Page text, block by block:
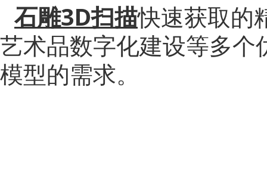
石雕3D扫描快速获取的
艺术品数字化建设等多
模型的需求。